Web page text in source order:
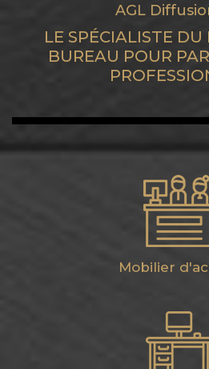
AGL
LE SPÉCIALISTE
BUREAU POUR
Mobilier